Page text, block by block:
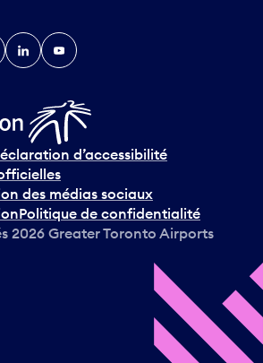
LinkedInYouTube
d’accessibilité
des médias sociaux
Politique de confidentialité
2026 Greater Toronto Airports